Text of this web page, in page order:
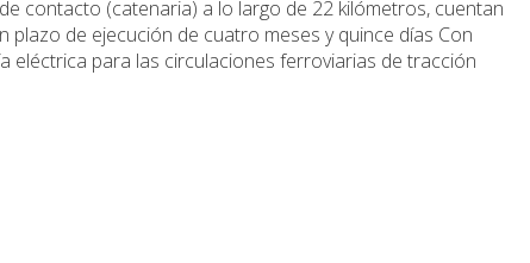
contacto (catenaria) a lo largo de 22 kilómetros, cuentan
de ejecución de cuatro meses y quince días Con
eléctrica para las circulaciones ferroviarias de tracción